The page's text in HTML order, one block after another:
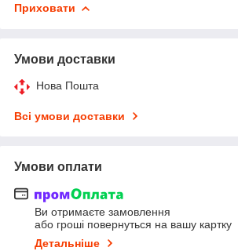
Приховати
Умови доставки
Нова Пошта
Всі умови доставки
Умови оплати
Ви отримаєте замовлення
або гроші повернуться на вашу картку
Детальніше